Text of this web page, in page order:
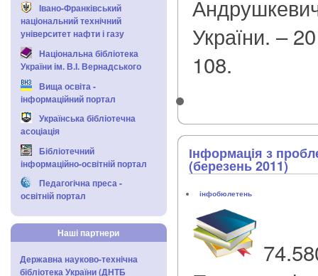
Івано-Франківський
національний технічний
університет нафти і газу
Національна бібліотека
України ім. В.І. Вернадського
Вища освіта -
інформаційний портал
Українська бібліотечна
асоціація
Бібліотечний
інформаційно-освітній портал
Педагогічна преса -
освітній портал
Наші партнери
Державна науково-технічна
бібліотека України (ДНТБ
України. –
108.
Інформація з
(березень 2011)
інфобюлетень